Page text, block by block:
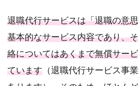
退職代行サービスは「退職の意
基本的なサービス内容であり、
絡についてはあくまで無償サー
ています （退職代行サービス事